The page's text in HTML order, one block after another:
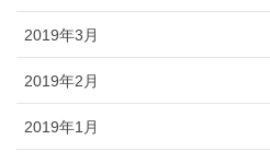
2019年3月
2019年2月
2019年1月